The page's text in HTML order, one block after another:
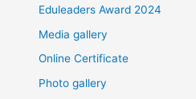
Eduleaders Award 2024
Media gallery
Online Certificate
Photo gallery